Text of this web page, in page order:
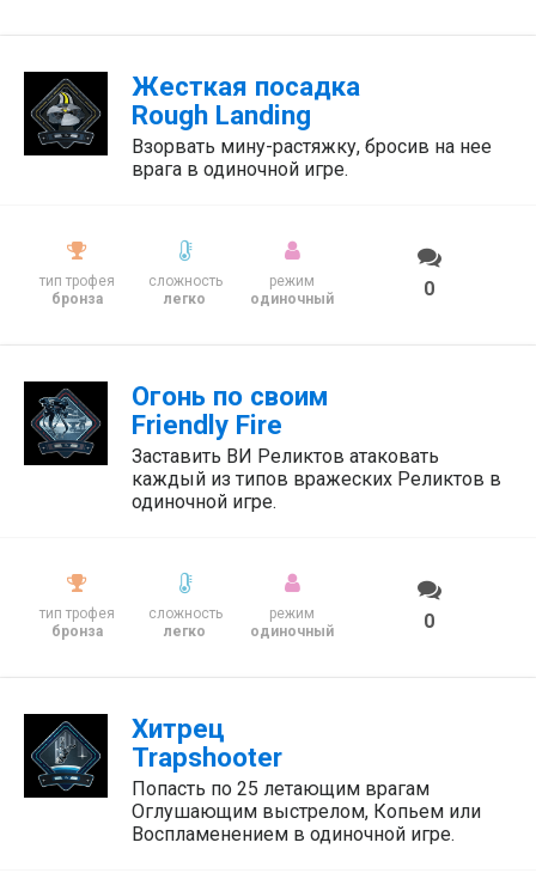
Жесткая посадка
Rough Landing
Взорвать мину-растяжку, бросив на нее
врага в одиночной игре.
тип трофея
бронза
сложность
легко
режим
одиночный
0
Огонь по своим
Friendly Fire
Заставить ВИ Реликтов атаковать
каждый из типов вражеских Реликтов в
одиночной игре.
тип трофея
бронза
сложность
легко
режим
одиночный
0
Хитрец
Trapshooter
Попасть по 25 летающим врагам
Оглушающим выстрелом, Копьем или
Воспламенением в одиночной игре.